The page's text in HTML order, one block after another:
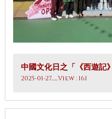
中國文化日之「《西遊記
2025-01-27.......View : 161